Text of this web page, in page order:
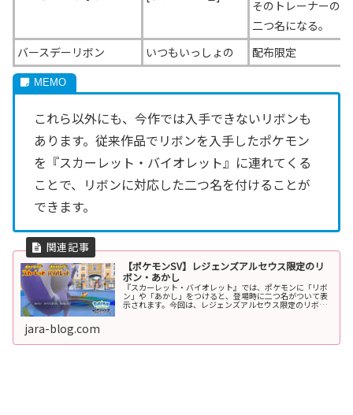
そのトレーナーの
二つ名になる。
バースデーリボン
いつもいっしょの 配布限定
これら以外にも、今作では入手できないリボンも
あります。従来作品でリボンを入手したポケモン
を『スカーレット・バイオレット』に連れてくる
ことで、リボンに対応した二つ名を付けることが
できます。
【ポケモンSV】レジェンズアルセウス限定のリ
ボン・あかし
『スカーレット・バイオレット』では、ポケモンに「リボ
ン」や「あかし」をつけると、登場時に二つ名がついて表
示されます。今回は、レジェンズアルセウス限定のリボン
jara-blog.com